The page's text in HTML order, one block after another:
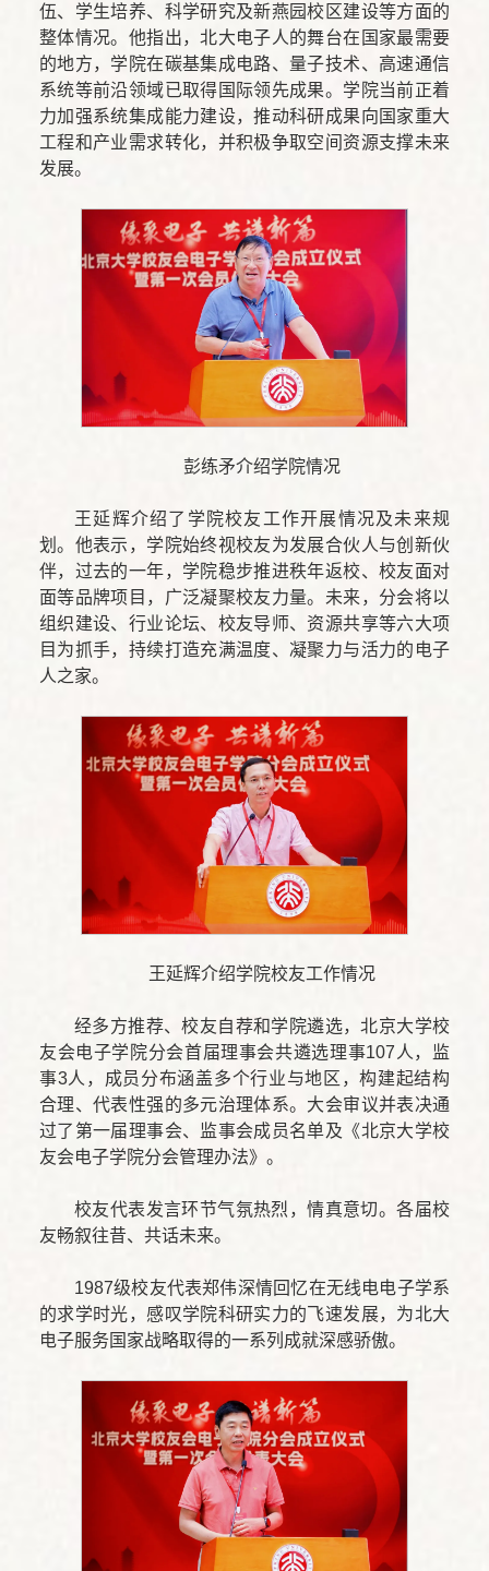
伍、学生培养、科学研究及新燕园校区建设等方面的
整体情况。他指出，北大电子人的舞台在国家最需要
的地方，学院在碳基集成电路、量子技术、高速通信
系统等前沿领域已取得国际领先成果。学院当前正着
力加强系统集成能力建设，推动科研成果向国家重大
工程和产业需求转化，并积极争取空间资源支撑未来
发展。
彭练矛介绍学院情况
王延辉介绍了学院校友工作开展情况及未来规
划。他表示，学院始终视校友为发展合伙人与创新伙
伴，过去的一年，学院稳步推进秩年返校、校友面对
面等品牌项目，广泛凝聚校友力量。未来，分会将以
组织建设、行业论坛、校友导师、资源共享等六大项
目为抓手，持续打造充满温度、凝聚力与活力的电子
人之家。
王延辉介绍学院校友工作情况
经多方推荐、校友自荐和学院遴选，北京大学校
友会电子学院分会首届理事会共遴选理事107人，监
事3人，成员分布涵盖多个行业与地区，构建起结构
合理、代表性强的多元治理体系。大会审议并表决通
过了第一届理事会、监事会成员名单及《北京大学校
友会电子学院分会管理办法》。
校友代表发言环节气氛热烈，情真意切。各届校
友畅叙往昔、共话未来。
1987级校友代表郑伟深情回忆在无线电电子学系
的求学时光，感叹学院科研实力的飞速发展，为北大
电子服务国家战略取得的一系列成就深感骄傲。